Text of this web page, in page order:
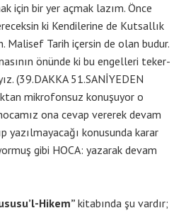
için bir yer açmak lazım. Önce
ki Kendilerine de Kutsallık
Malisef Tarih içersin de olan budur.
önünde ki bu engelleri teker-
(39.DAKKA 51.SANİYEDEN
mikrofonsuz konuşuyor o
ona cevap vererek devam
yazılmayacağı konusunda karar
gibi HOCA: yazarak devam
Hikem” kitabında şu vardır;